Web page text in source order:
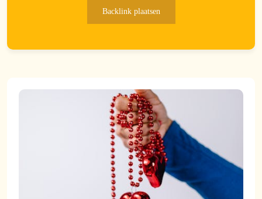
Backlink plaatsen